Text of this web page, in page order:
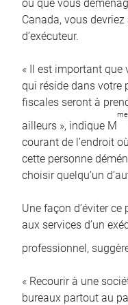
ou que vous
Canada, vous
d’exécuteur.
« Il est important que
qui réside dans votre
fiscales seront à
ailleurs », indique M
me
courant de l’endroit
cette personne
choisir quelqu’un
Une façon d’éviter
aux services d’un
professionnel,
« Recourir à une
bureaux partout au